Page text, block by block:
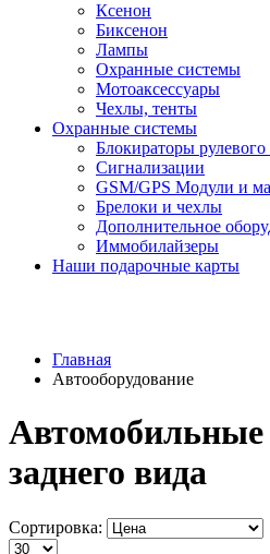
Ксенон
Биксенон
Лампы
Охранные системы
Мотоаксессуары
Чехлы, тенты
Охранные системы
Блокираторы рулевого
Сигнализации
GSM/GPS Модули и
Брелоки и чехлы
Дополнительное
Иммобилайзеры
Наши подарочные карты
Главная
Автооборудование
Автомобильные
заднего вида
Сортировка: